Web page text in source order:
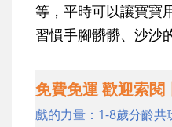
等，平時可以讓寶寶
習慣手腳髒髒、沙沙
免費免運 歡迎索閱
戲的力量：1-8歲分齡共